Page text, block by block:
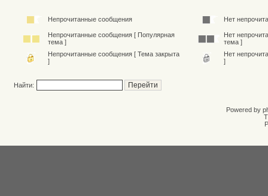
Непрочитанные сообщения Нет
Непрочитанные сообщения [ Популярная
тема ]
Нет
тема ]
Непрочитанные сообщения [ Тема закрыта
]
Нет
]
Найти:
Powered by